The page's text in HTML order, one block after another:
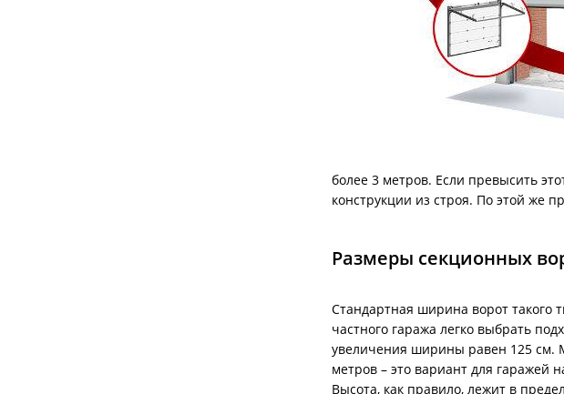
более 3 метров. Если превысить
конструкции из строя. По этой же
Размеры секционных
Стандартная ширина ворот такого
частного гаража легко выбрать
увеличения ширины равен 125 см.
метров – это вариант для гаражей
Высота, как правило, лежит в